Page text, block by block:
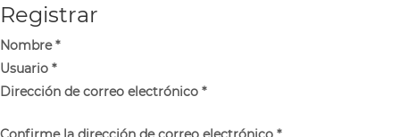
Registrar
Nombre*
Usuario *
Dirección de correo electrónico *